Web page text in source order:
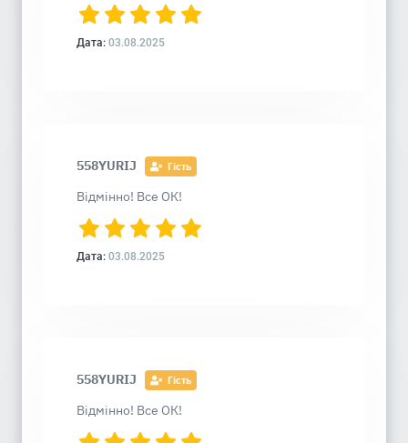
Дата: 03.08.2025
558YURIJ Гість
Відмінно! Все ОК!
Дата: 03.08.2025
558YURIJ Гість
Відмінно! Все ОК!